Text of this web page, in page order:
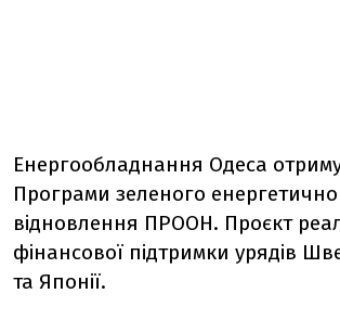
Енергообладнання Одеса
Програми зеленого
відновлення ПРООН. Проєкт
фінансової підтримки урядів
та Японії.